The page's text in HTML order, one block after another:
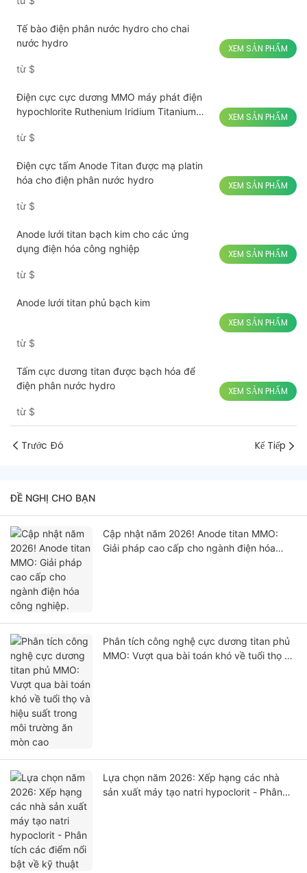
Tế bào điện phân nước hydro cho chai
nước hydro
từ $
XEM SẢN PHẨM
Điện cực cực dương MMO máy phát điện
hypochlorite Ruthenium Iridium Titanium
từ $
XEM SẢN PHẨM
Điện cực tấm Anode Titan được mạ platin
hóa cho điện phân nước hydro
từ $
XEM SẢN PHẨM
Anode lưới titan bạch kim cho các ứng
dụng điện hóa công nghiệp
từ $
XEM SẢN PHẨM
Anode lưới titan phủ bạch kim
từ $
XEM SẢN PHẨM
Tấm cực dương titan được bạch hóa để
điện phân nước hydro
từ $
XEM SẢN PHẨM
Trước Đó Kế Tiếp
ĐỀ NGHỊ CHO BẠN
Cập nhật năm 2026! Anode titan MMO:
Giải pháp cao cấp cho ngành điện hóa
Phân tích công nghệ cực dương titan phủ
MMO: Vượt qua bài toán khó về tuổi thọ và
Lựa chọn năm 2026: Xếp hạng các nhà
sản xuất máy tạo natri hypoclorit - Phân